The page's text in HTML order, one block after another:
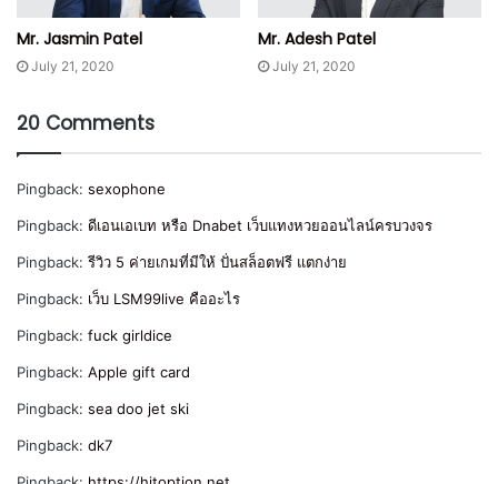
Mr. Jasmin Patel
July 21, 2020
Mr. Adesh Patel
July 21, 2020
20 Comments
Pingback: sexophone
Pingback: ดีเอนเอเบท หรือ Dnabet เว็บแทงหวยออนไลน์ครบวงจร
Pingback: รีวิว 5 ค่ายเกมที่มีให้ ปั่นสล็อตฟรี แตกง่าย
Pingback: เว็บ LSM99live คืออะไร
Pingback: fuck girldice
Pingback: Apple gift card
Pingback: sea doo jet ski
Pingback: dk7